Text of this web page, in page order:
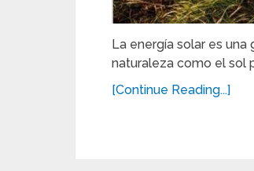
La energía solar es
naturaleza como el sol
[Continue Reading...]